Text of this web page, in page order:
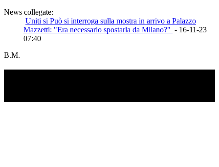
News collegate:
Uniti si Può si interroga sulla mostra in arrivo a Palazzo
Mazzetti: "Era necessario spostarla da Milano?" - 16-11-23
07:40
B.M.